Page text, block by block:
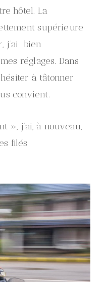
hôtel. La
supérieure
j’ai bien
réglages. Dans
à tâtonner
convient.
», j’ai, à nouveau,
filés